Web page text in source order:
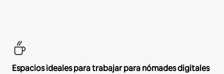
Espacios ideales para trabajar para nómades digitales